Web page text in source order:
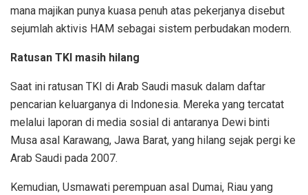
mana majikan punya kuasa penuh atas pekerjanya disebut
sejumlah aktivis HAM sebagai sistem perbudakan modern.
Ratusan TKI masih hilang
Saat ini ratusan TKI di Arab Saudi masuk dalam daftar
pencarian keluarganya di Indonesia. Mereka yang tercatat
melalui laporan di media sosial di antaranya Dewi binti
Musa asal Karawang, Jawa Barat, yang hilang sejak pergi ke
Arab Saudi pada 2007.
Kemudian, Usmawati perempuan asal Dumai, Riau yang